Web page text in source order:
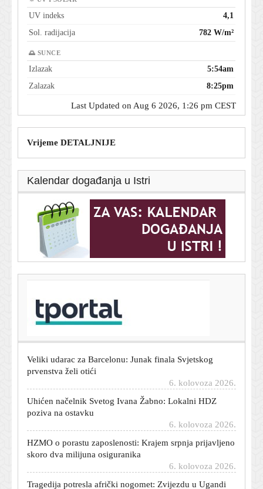
UV indeks
4,1
Sol. radijacija
782 W/m²
🌅 SUNCE
Izlazak
5:54am
Zalazak
8:25pm
Last Updated on Aug 6 2026, 1:26 pm CEST
Vrijeme DETALJNIJE
Kalendar događanja u Istri
Manje radijacije, preciznije slike: KBC Zagreb dobio
novi CT
prvenstva želi otići
poziva na ostavku
skoro dva milijuna osiguranika